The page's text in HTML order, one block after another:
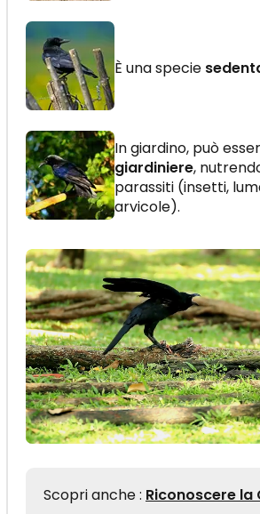
È una specie
In giardino, può
giardiniere,
parassiti (insetti,
arvicole).
Scopri anche : Riconoscere la